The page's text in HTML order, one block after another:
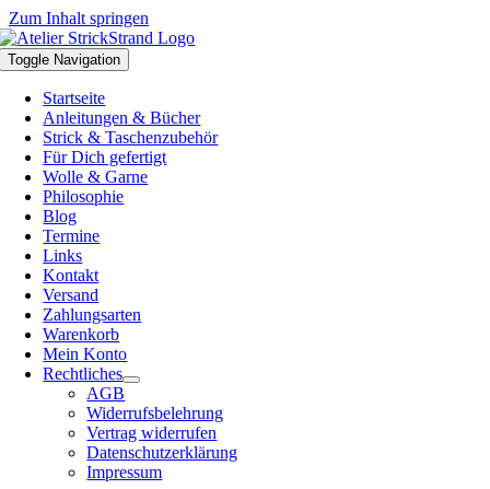
Zum Inhalt springen
Toggle Navigation
Startseite
Anleitungen & Bücher
Strick & Taschenzubehör
Für Dich gefertigt
Wolle & Garne
Philosophie
Blog
Termine
Links
Kontakt
Versand
Zahlungsarten
Warenkorb
Mein Konto
Rechtliches
AGB
Widerrufsbelehrung
Vertrag widerrufen
Datenschutzerklärung
Impressum